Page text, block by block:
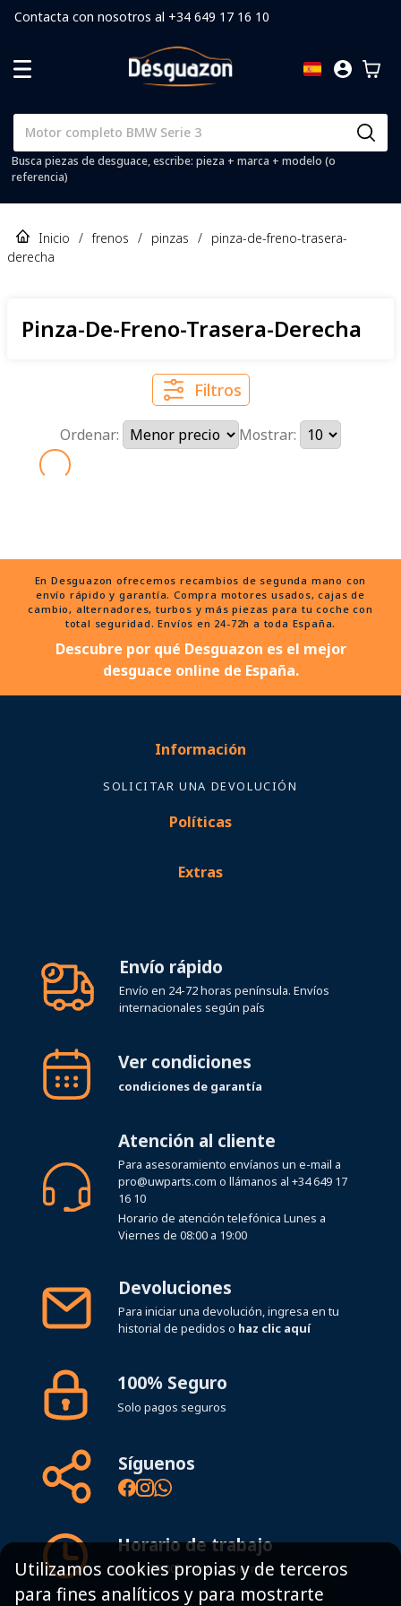
Contacta con nosotros al +34 649 17 16 10
Busca piezas de desguace, escribe: pieza + marca + modelo (o
referencia)
Inicio / frenos / pinzas / pinza-de-freno-trasera-
derecha
Pinza-De-Freno-Trasera-Derecha
Filtros
Ordenar: Mostrar:
En Desguazon ofrecemos recambios de segunda mano con
envío rápido y garantía. Compra motores usados, cajas de
cambio, alternadores, turbos y más piezas para tu coche con
total seguridad. Envíos en 24-72h a toda España.
Descubre por qué Desguazon es el mejor
desguace online de España.
Información
SOLICITAR UNA DEVOLUCIÓN
Políticas
Extras
Envío rápido
Envío en 24-72 horas península. Envíos
internacionales según país
Ver condiciones
condiciones de garantía
Atención al cliente
Para asesoramiento envíanos un e-mail a
pro@uwparts.com o llámanos al +34 649 17
16 10
Horario de atención telefónica Lunes a
Viernes de 08:00 a 19:00
Devoluciones
Para iniciar una devolución, ingresa en tu
historial de pedidos o haz clic aquí
100% Seguro
Solo pagos seguros
Síguenos
Horario de trabajo
8:00 - 19:00h Lunes - Viernes
Utilizamos cookies propias y de terceros
para fines analíticos y para mostrarte